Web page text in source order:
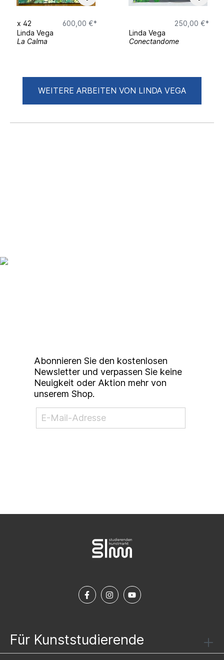
x 42
600,00 €*
Linda Vega
La Calma
250,00 €*
Linda Vega
Conectandome
WEITERE ARBEITEN VON LINDA VEGA
Abonnieren Sie den kostenlosen
Newsletter und verpassen Sie keine
Neuigkeit oder Aktion mehr von
unserem Shop.
Für Kunststudierende